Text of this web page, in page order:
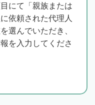
にて「親族または
依頼された代理人
選んでいただき、
を入力してくださ